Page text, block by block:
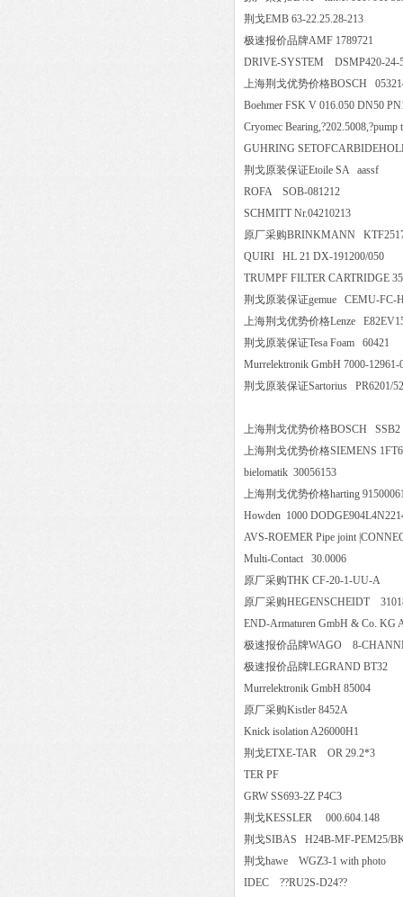
荆戈EMB 63-22.25.28-213
极速报价品牌AMF 1789721
DRIVE-SYSTEM DSMP420-
上海荆戈优势价格BOSCH
Boehmer FSK V 016.050
Cryomec
GUHRING
荆戈原装保证Etoile SA
ROFA SOB-081212
SCHMITT Nr.04210213
原厂采购BRINKMANN
QUIRI HL 21 DX-191200/
TRUMPF FILTER
荆戈原装保证gemue CEMU-
上海荆戈优势价格Lenze
荆戈原装保证Tesa Foam
Murrelektronik GmbH 7000-
荆戈原装保证Sartorius
上海荆戈优势价格BOSCH
上海荆戈优势价格SIEMENS
bielomatik 30056153
上海荆戈优势价格harting
Howden 1000
AVS-ROEMER Pipe joint
Multi-Contact 30.0006
原厂采购THK CF-20-1-
原厂采购HEGENSCHEIDT
END-Armaturen GmbH & Co.
极速报价品牌WAGO 8-
极速报价品牌LEGRAND
Murrelektronik GmbH 85004
原厂采购Kistler 8452A
Knick isolation A26000H1
荆戈ETXE-TAR OR 29.2*3
TER PF
GRW SS693-2Z P4C3
荆戈KESSLER 000.604.148
荆戈SIBAS H24B-MF-
荆戈hawe WGZ3-1 with
IDEC ??RU2S-D24??